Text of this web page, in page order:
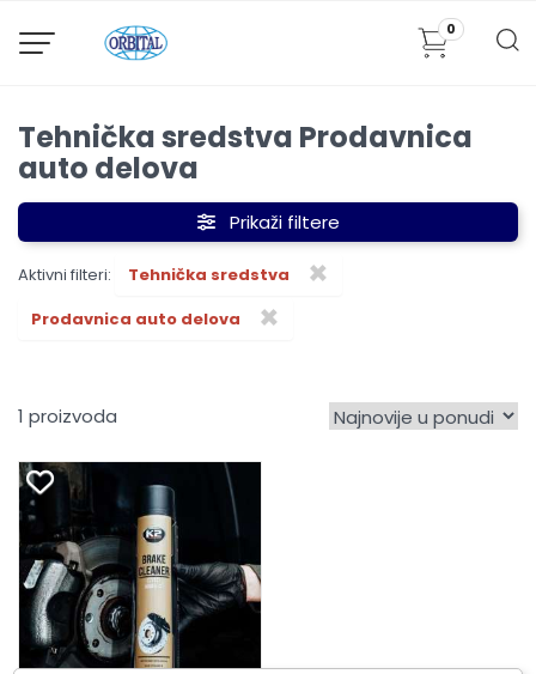
0
Tehnička sredstva Prodavnica
auto delova
Prikaži filtere
Aktivni filteri: ×
Tehnička sredstva
×
Prodavnica auto delova
1